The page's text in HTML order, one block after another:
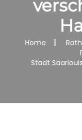
Home
Stadt